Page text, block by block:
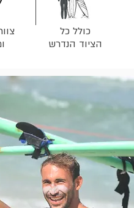
כולל כל
הציוד הנדרש